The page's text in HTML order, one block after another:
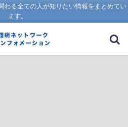
わる全ての人が知りたい情報をまとめてい
ます。